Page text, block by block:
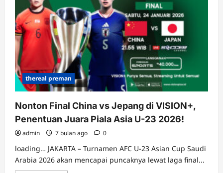
Prioritas
Keamanan
Utama
Pentagon?
thereal preman
Nonton Final China vs Jepang di VISION+,
Penentuan Juara Piala Asia U-23 2026!
admin 7 bulan ago 0
loading… JAKARTA – Turnamen AFC U-23 Asian Cup Saudi
Arabia 2026 akan mencapai puncaknya lewat laga final...